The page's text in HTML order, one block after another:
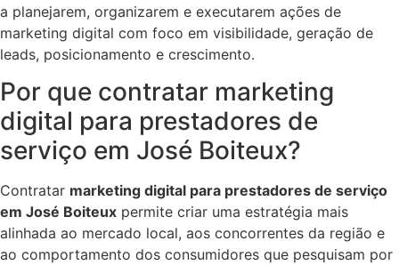
a planejarem, organizarem e executarem ações de
marketing digital com foco em visibilidade, geração de
leads, posicionamento e crescimento.
Por que contratar marketing
digital para prestadores de
serviço em José Boiteux?
Contratar marketing digital para prestadores de serviço
em José Boiteux permite criar uma estratégia mais
alinhada ao mercado local, aos concorrentes da região e
ao comportamento dos consumidores que pesquisam por